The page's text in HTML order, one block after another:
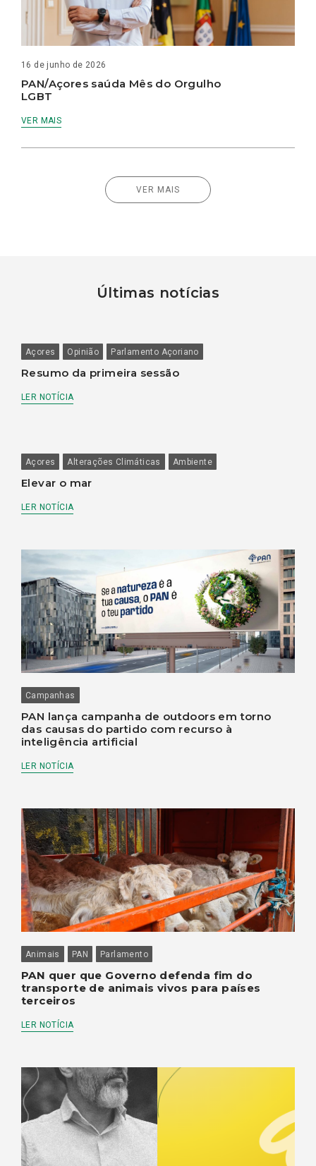
16 de junho de 2026
PAN/Açores saúda Mês do Orgulho
LGBT
VER MAIS
VER MAIS
Últimas notícias
Açores Opinião Parlamento Açoriano
Resumo da primeira sessão
LER NOTÍCIA
Açores Alterações Climáticas Ambiente
Elevar o mar
LER NOTÍCIA
Campanhas
PAN lança campanha de outdoors em torno
das causas do partido com recurso à
inteligência artificial
LER NOTÍCIA
Animais PAN Parlamento
PAN quer que Governo defenda fim do
transporte de animais vivos para países
terceiros
LER NOTÍCIA